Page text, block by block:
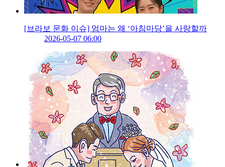
[브라보 문화 이슈] 엄마는 왜 ‘아침마당’을 사랑할까
2026-05-07 06:00